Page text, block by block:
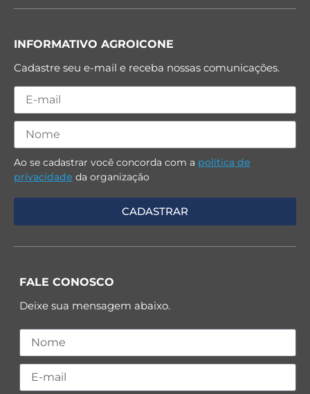
INFORMATIVO AGROICONE
Cadastre seu e-mail e receba nossas comunicações.
Ao se cadastrar você concorda com a política de
privacidade da organização
FALE CONOSCO
Deixe sua mensagem abaixo.